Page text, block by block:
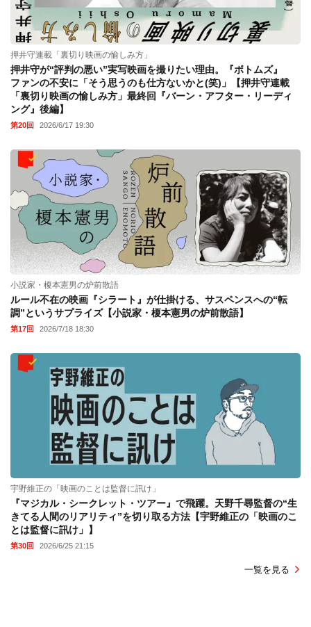
押井守連載「裏切り映画の愉しみ方」
押井守が“評判の悪い”実写映画を撮りたい理由。『ボトムズ』
ファンの不安に「そう思うのも仕方ないかと(笑)」【押井守連載
「裏切り映画の愉しみ方」最終回『バーン・アフター・リーディ
ング』後編】
第20回 2026/6/17 19:30
小説家・榎本憲男の炉前散語
ルール不在の映画『シラート』が仕掛ける、サスペンスへの“転
調”というサプライズ【小説家・榎本憲男の炉前散語】
第17回 2026/7/18 18:30
宇野維正の「映画のことは監督に訊け」
『マジカル・シークレット・ツアー』で飛躍。天野千尋監督の“生
きてる人間のリアリティ”を切り取る方法【宇野維正の「映画のこ
とは監督に訊け」】
第30回 2026/6/25 21:15
一覧を見る